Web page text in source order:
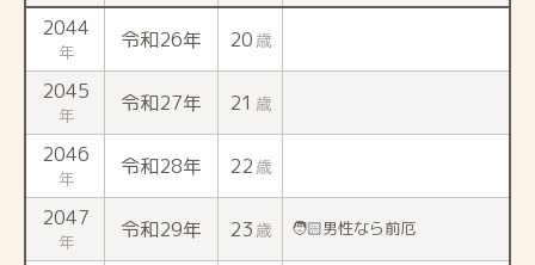
2044
年 令和26年 20 歳
2045
年 令和27年 21 歳
2046
年 令和28年 22 歳
2047
年 令和29年 23 歳 🧑🏻男性なら前厄